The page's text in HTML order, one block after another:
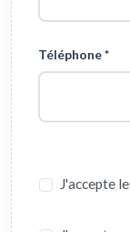
Téléphone *
J'accepte